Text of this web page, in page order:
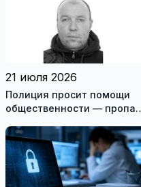
21 июля 2026
Полиция просит помощи
общественности — пропал
района